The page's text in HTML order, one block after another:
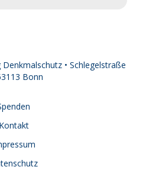
• Schlegelstraße
Bonn
Kontakt